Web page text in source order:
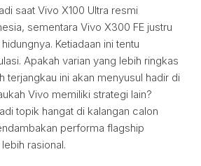
saat Vivo X100 Ultra resmi
sementara Vivo X300 FE justru
Ketiadaan ini tentu
Apakah varian yang lebih ringkas
terjangkau ini akan menyusul hadir di
Vivo memiliki strategi lain?
topik hangat di kalangan calon
performa flagship
rasional.